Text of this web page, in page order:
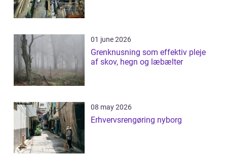
01 june 2026
Grenknusning som effektiv pleje
af skov, hegn og læbælter
08 may 2026
Erhvervsrengøring nyborg